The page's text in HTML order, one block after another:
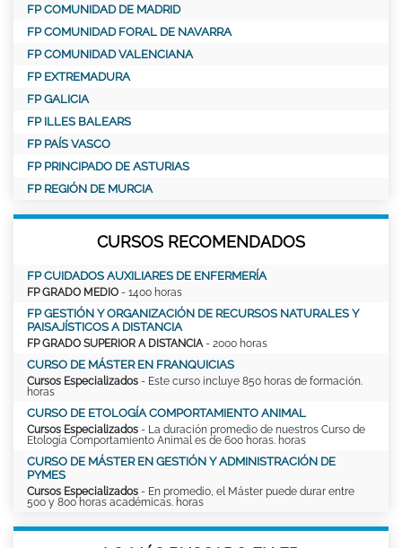
FP COMUNIDAD DE MADRID
FP COMUNIDAD FORAL DE NAVARRA
FP COMUNIDAD VALENCIANA
FP EXTREMADURA
FP GALICIA
FP ILLES BALEARS
FP PAÍS VASCO
FP PRINCIPADO DE ASTURIAS
FP REGIÓN DE MURCIA
CURSOS RECOMENDADOS
FP CUIDADOS AUXILIARES DE ENFERMERÍA
FP GRADO MEDIO - 1400 horas
FP GESTIÓN Y ORGANIZACIÓN DE RECURSOS NATURALES Y
PAISAJÍSTICOS A DISTANCIA
FP GRADO SUPERIOR A DISTANCIA - 2000 horas
CURSO DE MÁSTER EN FRANQUICIAS
Cursos Especializados - Este curso incluye 850 horas de formación.
horas
CURSO DE ETOLOGÍA COMPORTAMIENTO ANIMAL
Cursos Especializados - La duración promedio de nuestros Curso de
Etología Comportamiento Animal es de 600 horas. horas
CURSO DE MÁSTER EN GESTIÓN Y ADMINISTRACIÓN DE
PYMES
Cursos Especializados - En promedio, el Máster puede durar entre
500 y 800 horas académicas. horas